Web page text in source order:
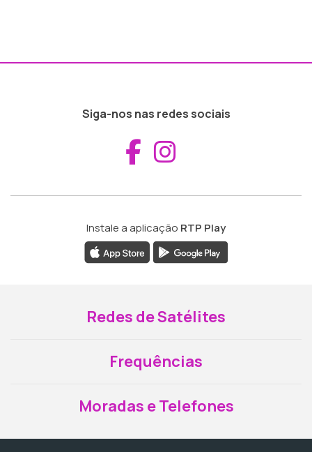
Siga-nos nas redes sociais
Aceder ao
Instale a aplicação RTP Play
Redes de Satélites
Frequências
Moradas e Telefones